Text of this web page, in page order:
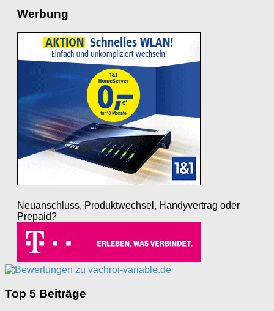
Werbung
Neuanschluss, Produktwechsel, Handyvertrag oder
Prepaid?
Top 5 Beiträge